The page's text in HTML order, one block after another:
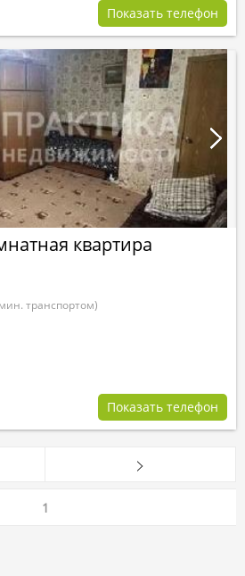
Показать телефон
квартира
транспортом)
Показать телефон
1